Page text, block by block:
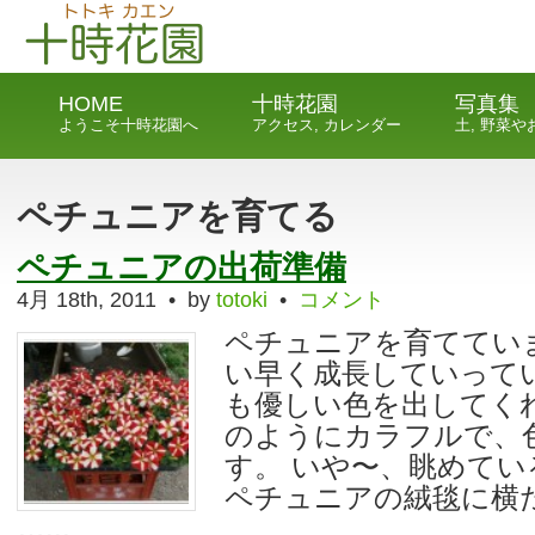
HOME
ようこそ十時花園へ
十時花園
アクセス, カレンダー
写真集
土, 野菜や
ペチュニアを育てる
ペチュニアの出荷準備
4月 18th, 2011 • by totoki • コメント
ペチュニアを育ててい
い早く成長していって
も優しい色を出してく
のようにカラフルで、
す。 いや〜、眺めて
ペチュニアの絨毯に横
…...